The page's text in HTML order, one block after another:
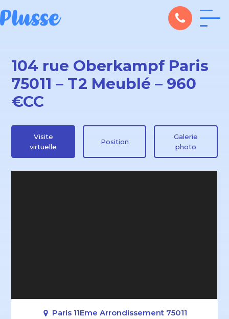
104 rue Oberkampf Paris
75011 – T2 Meublé – 960
€CC
Visite
virtuelle
Position
Galerie
photo
Paris 11Eme Arrondissement 75011